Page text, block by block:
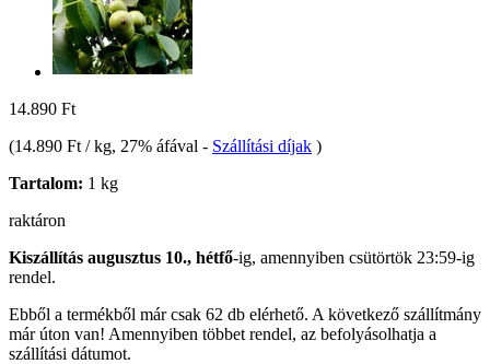
14.890 Ft
(14.890 Ft / kg, 27% áfával - Szállítási díjak )
Tartalom: 1 kg
raktáron
Kiszállítás augusztus 10., hétfő-ig, amennyiben csütörtök 23:59-ig
rendel.
Ebből a termékből már csak 62 db elérhető. A következő szállítmány
már úton van! Amennyiben többet rendel, az befolyásolhatja a
szállítási dátumot.